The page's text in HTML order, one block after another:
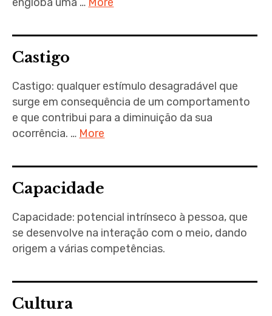
Castigo
Castigo: qualquer estímulo desagradável que
surge em consequência de um comportamento
e que contribui para a diminuição da sua
ocorrência. … More
Capacidade
Capacidade: potencial intrínseco à pessoa, que
se desenvolve na interação com o meio, dando
origem a várias competências.
Cultura